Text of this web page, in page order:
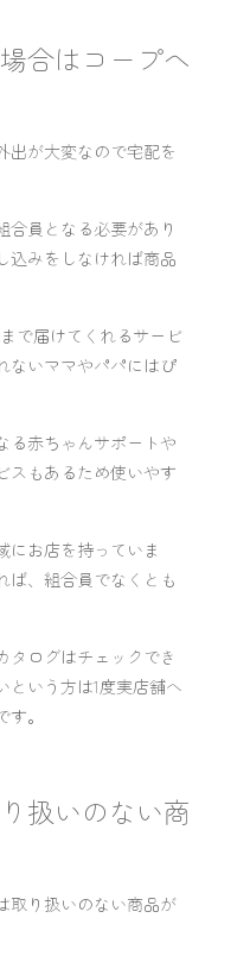
合はコープへ
出が大変なので宅配を
合員となる必要があり
込みをしなければ商品
で届けてくれるサービ
ないママやパパにはぴ
る赤ちゃんサポートや
スもあるため使いやす
にお店を持っていま
ば、組合員でなくとも
タログはチェックでき
という方は1度実店舗へ
。
扱いのない商
取り扱いのない商品が